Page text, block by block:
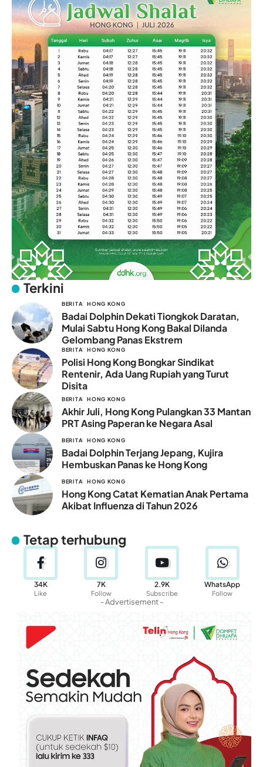
Terkini
BERITA HONG KONG
Badai Dolphin Dekati Tiongkok Daratan,
Mulai Sabtu Hong Kong Bakal Dilanda
Gelombang Panas Ekstrem
BERITA HONG KONG
Polisi Hong Kong Bongkar Sindikat
Rentenir, Ada Uang Rupiah yang Turut
Disita
BERITA HONG KONG
Akhir Juli, Hong Kong Pulangkan 33 Mantan
PRT Asing Paperan ke Negara Asal
BERITA HONG KONG
Badai Dolphin Terjang Jepang, Kujira
Hembuskan Panas ke Hong Kong
BERITA HONG KONG
Hong Kong Catat Kematian Anak Pertama
Akibat Influenza di Tahun 2026
Tetap terhubung
34K
Like
7K
Follow
2.9K
Subscribe
WhatsApp
Follow
- Advertisement -